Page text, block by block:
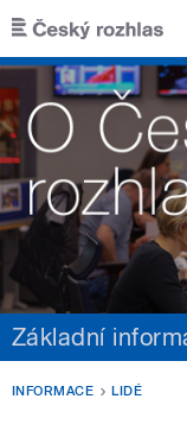
Přejít k hlavnímu
Základní
INFORMACE LIDÉ